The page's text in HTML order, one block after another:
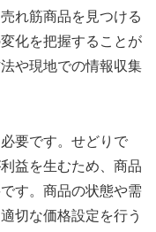
れ筋商品を見つける
化を把握することが
や現地での情報収集
要です。せどりで
益を生むため、商品
す。商品の状態や需
切な価格設定を行う